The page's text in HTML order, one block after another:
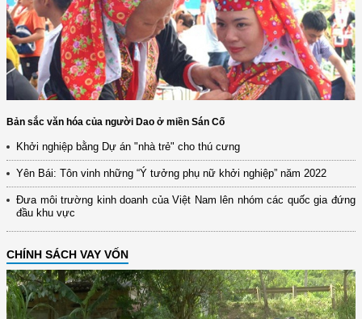
Bản sắc văn hóa của người Dao ở miền Sán Cố
Khởi nghiệp bằng Dự án "nhà trẻ" cho thú cưng
Yên Bái: Tôn vinh những “Ý tưởng phụ nữ khởi nghiệp” năm 2022
Đưa môi trường kinh doanh của Việt Nam lên nhóm các quốc gia đứng
đầu khu vực
CHÍNH SÁCH VAY VỐN